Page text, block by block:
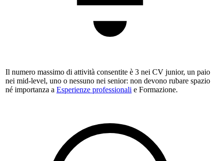
Il numero massimo di attività consentite è 3 nei CV junior, un paio
nei mid-level, uno o nessuno nei senior: non devono rubare spazio
né importanza a Esperienze professionali e Formazione.